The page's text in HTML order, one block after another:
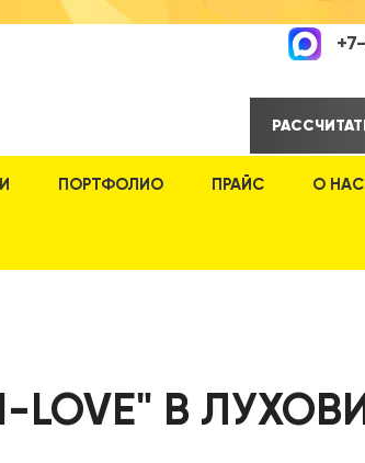
ПОРТФОЛИО ПРАЙС О НАС
В